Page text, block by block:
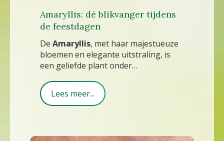
Amaryllis: dé blikvanger tijdens
de feestdagen
De Amaryllis, met haar majestueuze
bloemen en elegante uitstraling, is
een geliefde plant onder
Lees meer...